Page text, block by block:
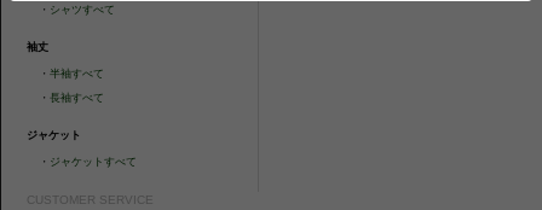
・ シャツすべて
袖丈
・半袖すべて
・長袖すべて
ジャケット
・ ジャケットすべて
CUSTOMER SERVICE